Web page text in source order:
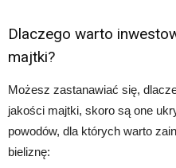
Dlaczego warto
majtki?
Możesz zastanawiać się,
jakości majtki, skoro są one
powodów, dla których warto
bieliznę: